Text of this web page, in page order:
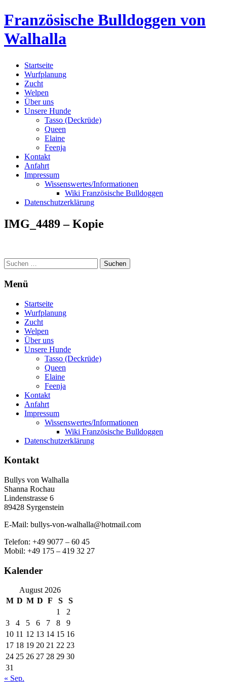
Skip
to
content
Französische Bulldoggen von
Walhalla
Startseite
Wurfplanung
Zucht
Welpen
Über uns
Unsere Hunde
Tasso (Deckrüde)
Queen
Elaine
Feenja
Kontakt
Anfahrt
Impressum
Wissenswertes/Informationen
Wiki Französische Bulldoggen
Datenschutzerklärung
IMG_4489 – Kopie
Suchen
nach:
Menü
Startseite
Wurfplanung
Zucht
Welpen
Über uns
Unsere Hunde
Tasso (Deckrüde)
Queen
Elaine
Feenja
Kontakt
Anfahrt
Impressum
Wissenswertes/Informationen
Wiki Französische Bulldoggen
Datenschutzerklärung
Kontakt
Bullys von Walhalla
Shanna Rochau
Lindenstrasse 6
89428 Syrgenstein
E-Mail: bullys-von-walhalla@hotmail.com
Telefon: +49 9077 – 60 45
Mobil: +49 175 – 419 32 27
Kalender
August 2026
M D M D F S
S
1
2
3
4 5 6 7 8
9
10 11 12 13 14 15 16
17 18 19 20 21 22 23
24 25 26 27 28 29 30
31
« Sep.